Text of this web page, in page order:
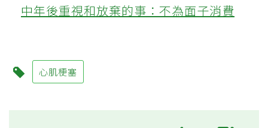
中年後重視和放棄的事：不為面子消費
心肌梗塞